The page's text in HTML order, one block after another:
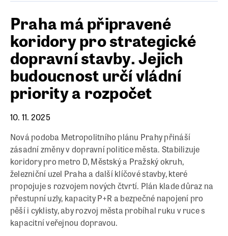
Praha má připravené
koridory pro strategické
dopravní stavby. Jejich
budoucnost určí vládní
priority a rozpočet
10. 11. 2025
Nová podoba Metropolitního plánu Prahy přináší
zásadní změny v dopravní politice města. Stabilizuje
koridory pro metro D, Městský a Pražský okruh,
železniční uzel Praha a další klíčové stavby, které
propojuje s rozvojem nových čtvrtí. Plán klade důraz na
přestupní uzly, kapacity P+R a bezpečné napojení pro
pěší i cyklisty, aby rozvoj města probíhal ruku v ruce s
kapacitní veřejnou dopravou.